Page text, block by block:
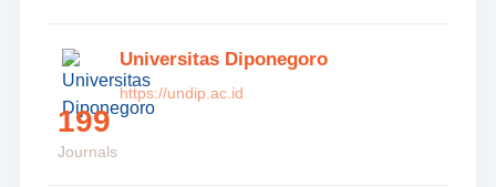
Universitas Diponegoro
https://undip.ac.id
199
Journals